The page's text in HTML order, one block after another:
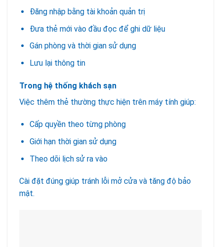
Đăng nhập bằng tài khoản quản trị
Đưa thẻ mới vào đầu đọc để ghi dữ liệu
Gán phòng và thời gian sử dụng
Lưu lại thông tin
Trong hệ thống khách sạn
Việc thêm thẻ thường thực hiện trên máy tính giúp:
Cấp quyền theo từng phòng
Giới hạn thời gian sử dụng
Theo dõi lịch sử ra vào
Cài đặt đúng giúp tránh lỗi mở cửa và tăng độ bảo
mật.